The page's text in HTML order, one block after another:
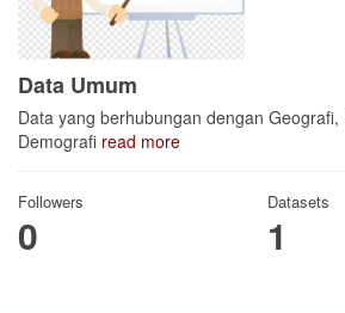
Data Umum
Data yang berhubungan dengan
Demografi read more
Followers
0
Datasets
1